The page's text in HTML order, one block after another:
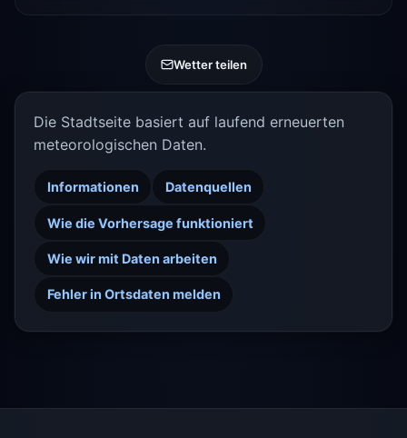
Wetter teilen
Die Stadtseite basiert auf laufend erneuerten
meteorologischen Daten.
Informationen Datenquellen
Wie die Vorhersage funktioniert
Wie wir mit Daten arbeiten
Fehler in Ortsdaten melden